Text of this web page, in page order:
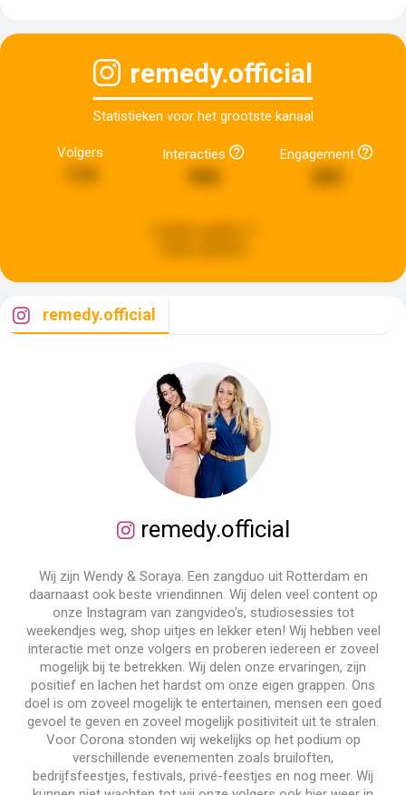
remedy.official
Statistieken voor het grootste kanaal
Volgers Interacties
944
Engagement
remedy.official
remedy.official
Wij zijn Wendy & Soraya. Een zangduo uit Rotterdam en
daarnaast ook beste vriendinnen. Wij delen veel content op
onze Instagram van zangvideo's, studiosessies tot
weekendjes weg, shop uitjes en lekker eten! Wij hebben veel
interactie met onze volgers en proberen iedereen er zoveel
mogelijk bij te betrekken. Wij delen onze ervaringen, zijn
positief en lachen het hardst om onze eigen grappen. Ons
doel is om zoveel mogelijk te entertainen, mensen een goed
gevoel te geven en zoveel mogelijk positiviteit uit te stralen.
Voor Corona stonden wij wekelijks op het podium op
verschillende evenementen zoals bruiloften,
bedrijfsfeestjes, festivals, privé-feestjes en nog meer. Wij